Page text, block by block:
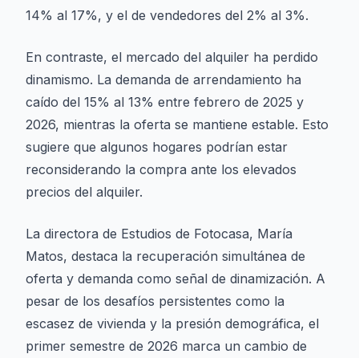
14% al 17%, y el de vendedores del 2% al 3%.
En contraste, el mercado del alquiler ha perdido
dinamismo. La demanda de arrendamiento ha
caído del 15% al 13% entre febrero de 2025 y
2026, mientras la oferta se mantiene estable. Esto
sugiere que algunos hogares podrían estar
reconsiderando la compra ante los elevados
precios del alquiler.
La directora de Estudios de Fotocasa, María
Matos, destaca la recuperación simultánea de
oferta y demanda como señal de dinamización. A
pesar de los desafíos persistentes como la
escasez de vivienda y la presión demográfica, el
primer semestre de 2026 marca un cambio de